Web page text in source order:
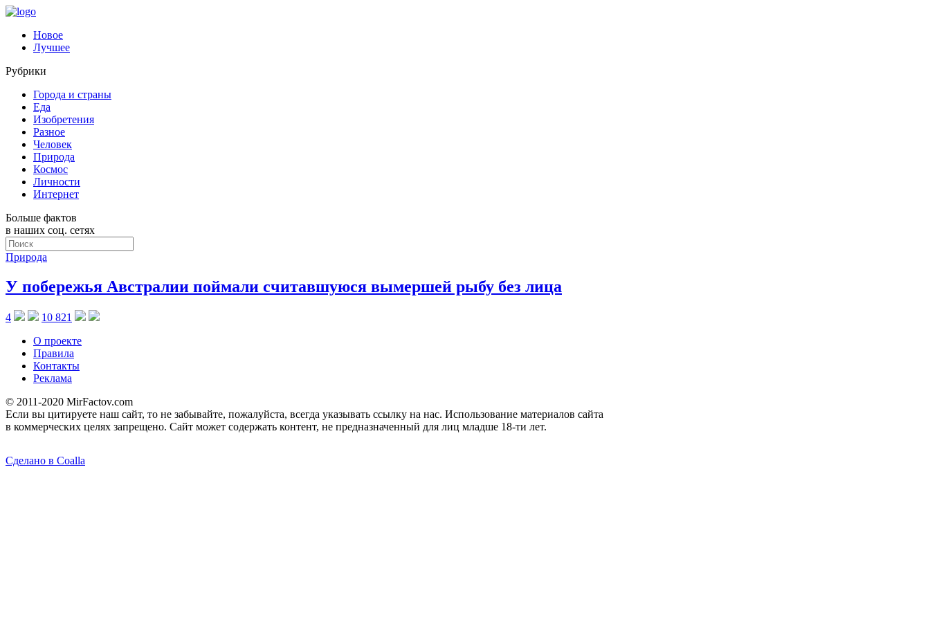
Новое
Лучшее
Рубрики
Города и страны
Еда
Изобретения
Разное
Человек
Природа
Космос
Личности
Интернет
Больше фактов
в наших соц. сетях
Природа
У побережья Австралии поймали считавшуюся вымершей рыбу без лица
4
10 821
О проекте
Правила
Контакты
Реклама
© 2011-2020 MirFactov.com
Если вы цитируете наш сайт, то не забывайте, пожалуйста, всегда указывать ссылку на нас. Использование материалов сайта
в коммерческих целях запрещено. Сайт может содержать контент, не предназначенный для лиц младше 18-ти лет.
Сделано в Coalla